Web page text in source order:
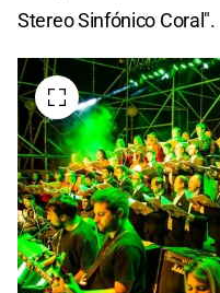
Stereo Sinfónico Coral".